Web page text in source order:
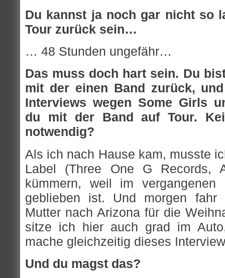
Du kannst ja noch gar nicht so
Tour zurück sein…
… 48 Stunden ungefähr…
Das muss doch hart sein. Du
mit der einen Band zurück,
Interviews wegen Some Girls
du mit der Band auf Tour.
notwendig?
Als ich nach Hause kam, musste
Label (Three One G Records,
kümmern, weil im
geblieben ist. Und morgen
Mutter nach Arizona für die
sitze ich hier auch grad im
mache gleichzeitig dieses
Und du magst das?